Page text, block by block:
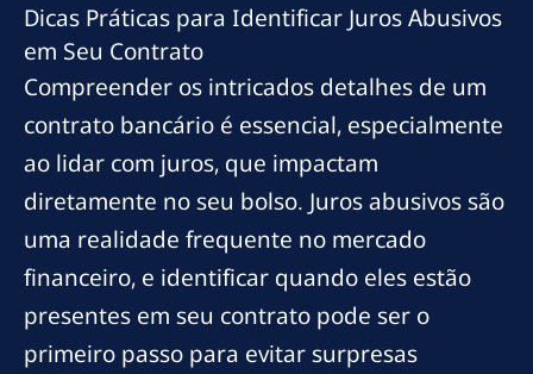
Dicas Práticas para Identificar Juros Abusivos
em Seu Contrato
Compreender os intricados detalhes de um
contrato bancário é essencial, especialmente
ao lidar com juros, que impactam
diretamente no seu bolso. Juros abusivos são
uma realidade frequente no mercado
financeiro, e identificar quando eles estão
presentes em seu contrato pode ser o
primeiro passo para evitar surpresas